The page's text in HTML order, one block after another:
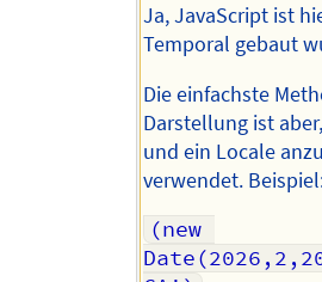
Ja, JavaScript ist
Temporal gebaut
Die einfachste
Darstellung ist
und ein Locale
verwendet.
(new